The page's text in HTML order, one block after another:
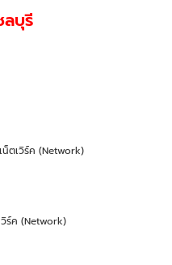
บุรี
ตเวิร์ค (Network)
ร์ค (Network)